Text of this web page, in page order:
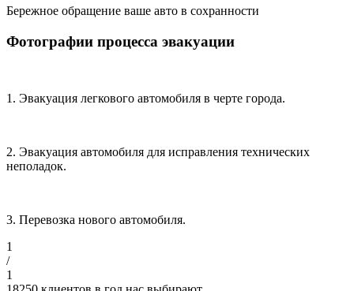
Бережное обращение ваше авто в сохранности
Фотографии процесса эвакуации
1. Эвакуация легкового автомобиля в черте города.
2. Эвакуация автомобиля для исправления технических
неполадок.
3. Перевозка нового автомобиля.
1
/
1